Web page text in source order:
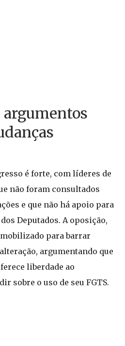
argumentos
é forte, com líderes de
não foram consultados
e que não há apoio para
Deputados. A oposição,
para barrar
argumentando que
liberdade ao
sobre o uso de seu FGTS.